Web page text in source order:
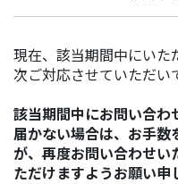
現在、該当期間中にいた
次ご対応させていただい
該当期間中にお問い合わ
届かない場合は、お手
が、再度お問い合わせ
ただけますようお願い申